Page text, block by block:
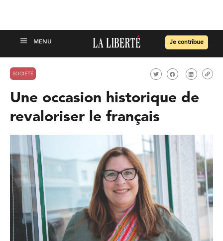
Je contribue
SOCIÉTÉ
Une occasion historique de
revaloriser le français